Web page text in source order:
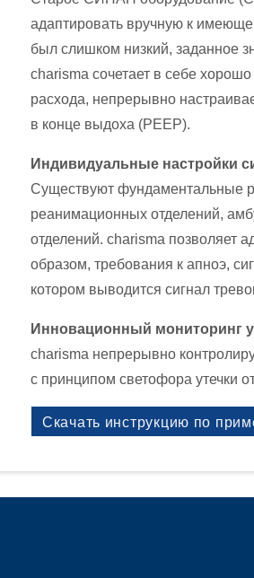
адаптировать вручную к
был слишком низкий, заданное
charisma сочетает в себе
расхода, непрерывно
в конце выдоха (PEEP).
Индивидуальные настройки
Существуют фундаментальные
реанимационных отделений,
отделений. charisma позволяет
образом, требования к апноэ,
котором выводится сигнал
Инновационный мониторинг
charisma непрерывно
с принципом светофора утечки
Скачать инструкцию по